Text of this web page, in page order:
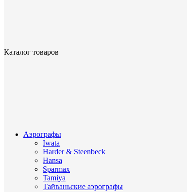
Каталог товаров
Аэрографы
Iwata
Harder & Steenbeck
Hansa
Sparmax
Tamiya
Тайваньские аэрографы